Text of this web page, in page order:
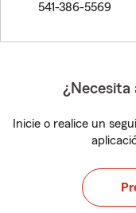
541-386-5569
¿Necesita
Inicie o realice un